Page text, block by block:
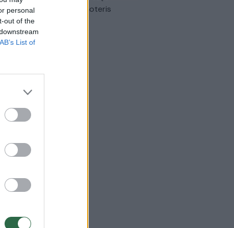
personal
out of the
List of
sužalojo dvi moteris
Žinios Lietuvos diena